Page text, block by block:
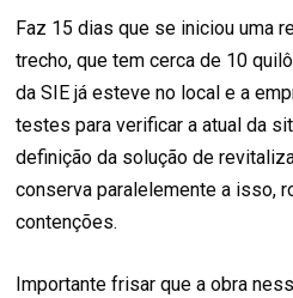
Faz 15 dias que se iniciou uma
trecho, que tem cerca de 10
da SIE já esteve no local e a
testes para verificar a atual da
definição da solução de
conserva paralelemente a isso,
contenções.
Importante frisar que a obra